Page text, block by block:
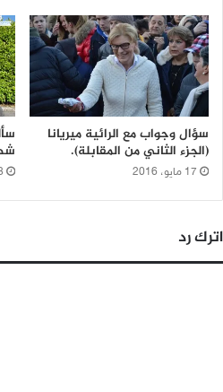
سؤال وجواب مع الرائية ميريانا
(الجزء الثاني من المقابلة).
17 مايو، 2016 8
اترك رد